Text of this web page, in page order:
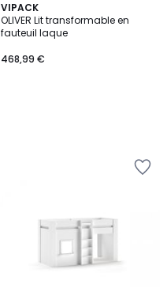
VIPACK
OLIVER Lit transformable en
fauteuil laque
468,99 €